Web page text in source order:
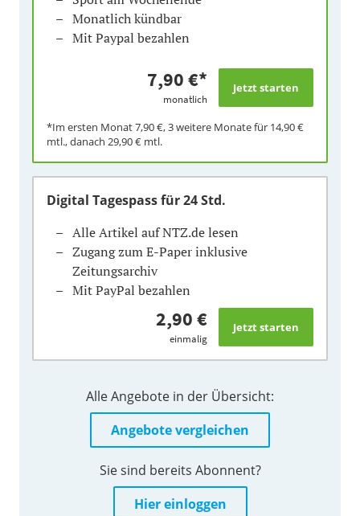
Monatlich kündbar
Mit Paypal bezahlen
7,90 €*
monatlich
*Im ersten Monat7,90 €, 3 weitere Monate für 14,90 €
mtl., danach 29,90 € mtl.
Digital Tagespassfür 24 Std.
Alle Artikel auf NTZ.de lesen
Zugang zum E-Paper inklusive
Zeitungsarchiv
Mit PayPal bezahlen
2,90 €
einmalig
Alle Angebote in der Übersicht:
Angebote vergleichen
Sie sind bereits Abonnent?
Hier einloggen